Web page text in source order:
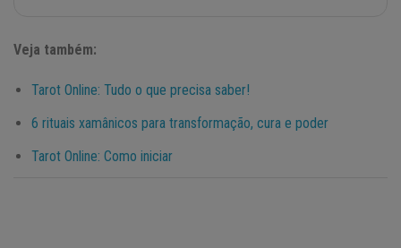
Veja também:
Tarot Online: Tudo o que precisa saber!
6 rituais xamânicos para transformação, cura e poder
Tarot Online: Como iniciar